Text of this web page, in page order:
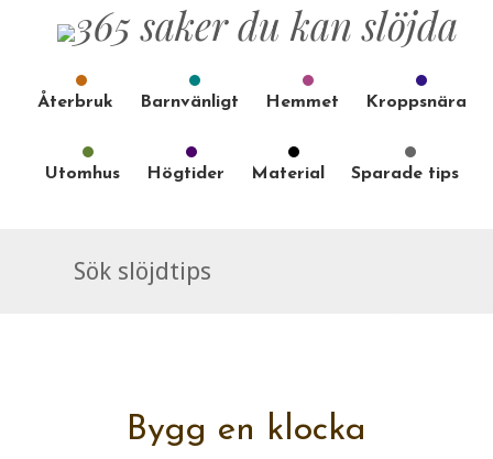
Återbruk Barnvänligt Hemmet Kroppsnära
Utomhus Högtider Material Sparade tips
Bygg en klocka